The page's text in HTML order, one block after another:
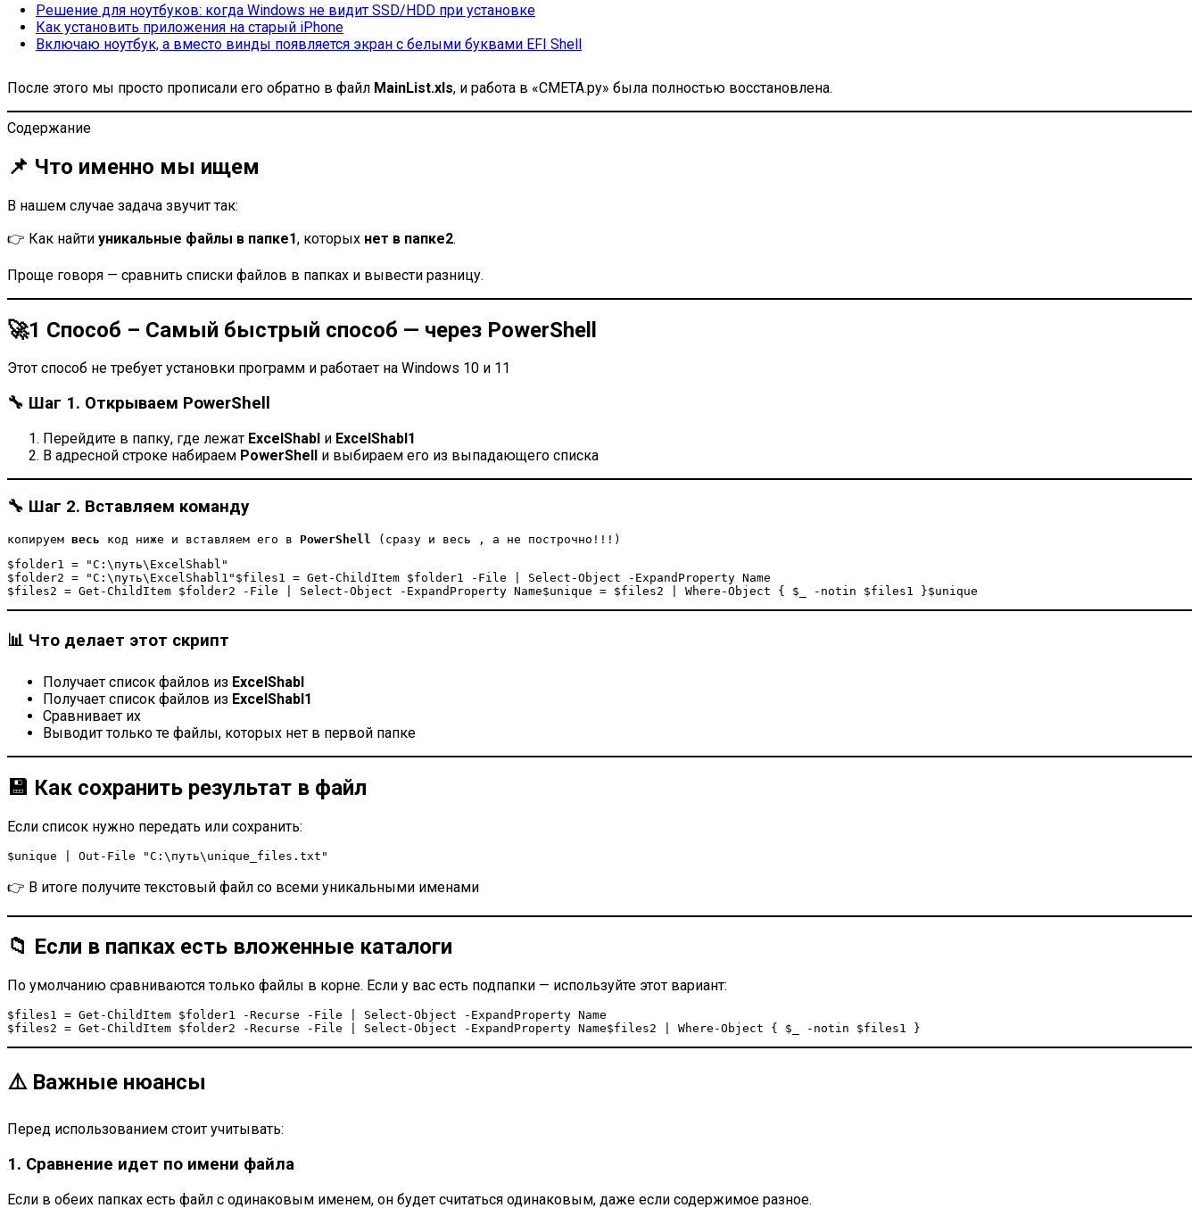
Решение для ноутбуков: когда Windows не видит SSD/HDD при установке
Как установить приложения на старый iPhone
Включаю ноутбук, а вместо винды появляется экран с белыми буквами EFI Shell
После этого мы просто прописали его обратно в файл MainList.xls, и работа в «СМЕТА.ру» была полностью восстановлена.
Содержание
📌 Что именно мы ищем
В нашем случае задача звучит так:
👉 Как найти уникальные файлы в папке1, которых нет в папке2.
Проще говоря — сравнить списки файлов в папках и вывести разницу.
🚀1 Способ – Самый быстрый способ — через PowerShell
Этот способ не требует установки программ и работает на Windows 10 и 11
🔧 Шаг 1. Открываем PowerShell
Перейдите в папку, где лежат ExcelShabl и ExcelShabl1
В адресной строке набираем PowerShell и выбираем его из выпадающего списка
🔧 Шаг 2. Вставляем команду
копируем весь код ниже и вставляем его в PowerShell
(сразу и весь , а не построчно!!!)
$folder1 = "C:\путь\ExcelShabl"
$folder2 = "C:\путь\ExcelShabl1"$files1 = Get-ChildItem $folder1 -File | Select-Object -ExpandProperty Name
$files2 = Get-ChildItem $folder2 -File | Select-Object -ExpandProperty Name$unique = $files2 | Where-Object { $_ -notin $files1 }$unique
📊 Что делает этот скрипт
Получает список файлов из ExcelShabl
Получает список файлов из ExcelShabl1
Сравнивает их
Выводит только те файлы, которых нет в первой папке
💾 Как сохранить результат в файл
Если список нужно передать или сохранить:
$unique | Out-File "C:\путь\unique_files.txt"
👉 В итоге получите текстовый файл со всеми уникальными именами
📁 Если в папках есть вложенные каталоги
По умолчанию сравниваются только файлы в корне. Если у вас есть подпапки — используйте этот вариант:
$files1 = Get-ChildItem $folder1 -Recurse -File | Select-Object -ExpandProperty Name
$files2 = Get-ChildItem $folder2 -Recurse -File | Select-Object -ExpandProperty Name$files2 | Where-Object { $_ -notin $files1 }
⚠️ Важные нюансы
Перед использованием стоит учитывать:
1. Сравнение идет по имени файла
Если в обеих папках есть файл с одинаковым именем, он будет считаться одинаковым, даже если содержимое разное.